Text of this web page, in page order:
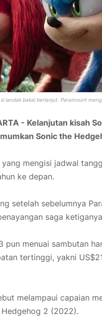
landak bakal berlanjut. Paramount
- Kelanjutan kisah
Sonic the
yang mengisi jadwal
ke depan.
setelah sebelumnya
saga
pun menuai sambutan
tertinggi, yakni
melampaui capaian
2 (2022).